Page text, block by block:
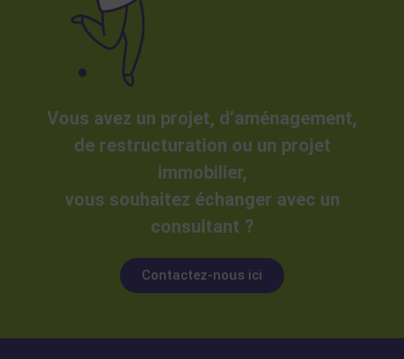
Vous avez un projet, d’aménagement,
de restructuration ou un projet
immobilier,
vous souhaitez échanger avec un
consultant ?
Contactez-nous ici